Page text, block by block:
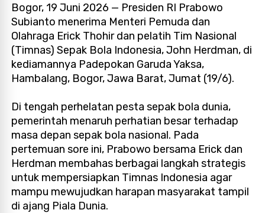
Bogor, 19 Juni 2026 — Presiden RI Prabowo
Subianto menerima Menteri Pemuda dan
Olahraga Erick Thohir dan pelatih Tim Nasional
(Timnas) Sepak Bola Indonesia, John Herdman, di
kediamannya Padepokan Garuda Yaksa,
Hambalang, Bogor, Jawa Barat, Jumat (19/6).
Di tengah perhelatan pesta sepak bola dunia,
pemerintah menaruh perhatian besar terhadap
masa depan sepak bola nasional. Pada
pertemuan sore ini, Prabowo bersama Erick dan
Herdman membahas berbagai langkah strategis
untuk mempersiapkan Timnas Indonesia agar
mampu mewujudkan harapan masyarakat tampil
di ajang Piala Dunia.